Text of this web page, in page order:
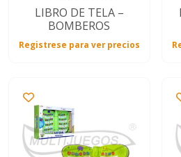
LIBRO DE TELA –
BOMBEROS
Registrese para ver precios